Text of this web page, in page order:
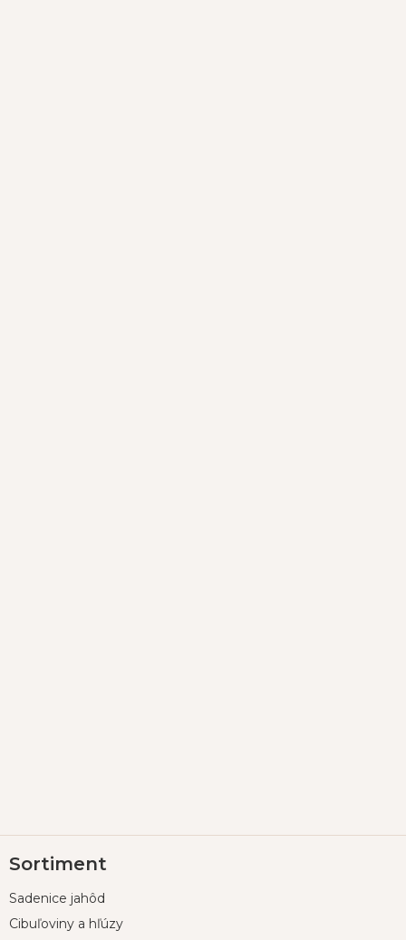
á
ä
Sortiment
Sadenice jahôd
Cibuľoviny a hľúzy